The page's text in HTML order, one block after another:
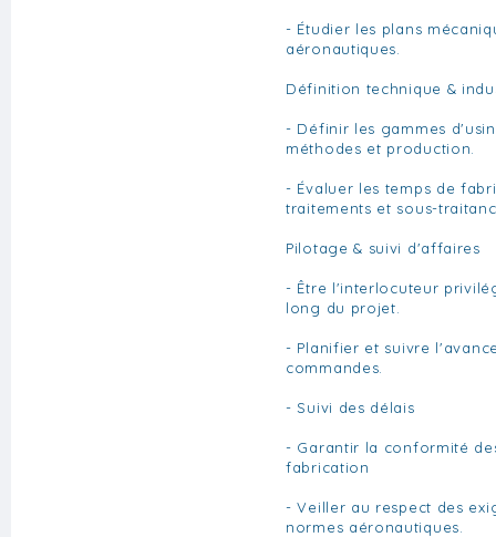
- Étudier les plans
aéronautiques.
Définition technique &
- Définir les gammes
méthodes et production.
- Évaluer les temps de
traitements et sous-
Pilotage & suivi d'affaires
- Être l'interlocuteur
long du projet.
- Planifier et suivre
commandes.
- Suivi des délais
- Garantir la conformité
fabrication
- Veiller au respect des
normes aéronautiques.